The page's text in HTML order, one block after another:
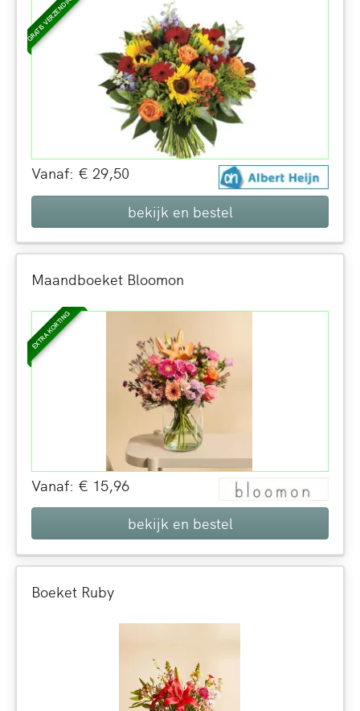
GRATIS VERZENDING
Vanaf: € 29,50
bekijk en bestel
Maandboeket Bloomon
EXTRA KORTING
Vanaf: € 15,96
bekijk en bestel
Boeket Ruby